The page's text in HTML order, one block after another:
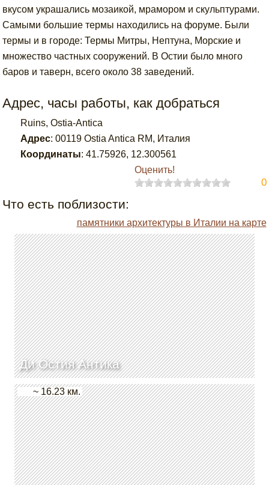
вкусом украшались мозаикой, мрамором и скульптурами.
Самыми большие термы находились на форуме. Были
термы и в городе: Термы Митры, Нептуна, Морские и
множество частных сооружений. В Остии было много
баров и таверн, всего около 38 заведений.
Адрес, часы работы, как добраться
Ruins, Ostia-Antica
Адрес:00119 Ostia Antica RM, Италия
Координаты: 41.75926, 12.300561
Оценить!
0
Что есть поблизости:
памятники архитектуры в Италии на карте
Ди Остия Антика
~ 16.23 км.